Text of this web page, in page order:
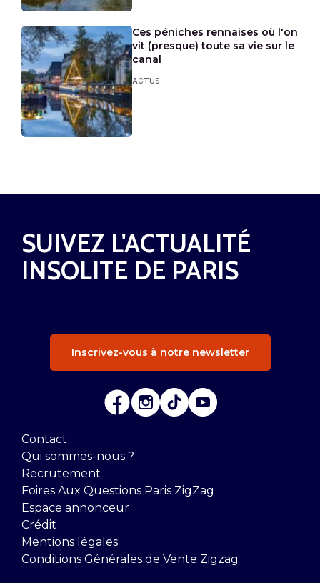
Ces péniches rennaises où l'on
vit (presque) toute sa vie sur le
canal
ACTUS
SUIVEZ L'ACTUALITÉ
INSOLITE DE PARIS
Inscrivez-vous à notre newsletter
Contact
Qui sommes-nous ?
Recrutement
Foires Aux Questions Paris ZigZag
Espace annonceur
Crédit
Mentions légales
Conditions Générales de Vente Zigzag